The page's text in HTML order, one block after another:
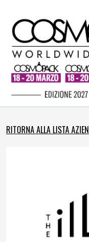
RITORNA ALLA LISTA